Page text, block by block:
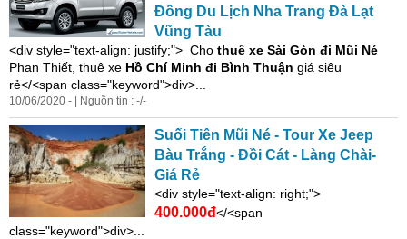
Đồng Du Lịch Nha Trang Đà Lạt
Vũng Tàu
<div style="text-align: justify;"> Cho thuê xe Sài Gòn đi Mũi Né
Phan Thiết, thuê xe Hồ Chí Minh đi Bình Thuận giá siêu
rẻ</<span class="keyword">div>...
10/06/2020 - | Nguồn tin : -/-
Suối Tiên Mũi Né - Tour Xe Jeep
Bàu Trắng - Đồi Cát - Làng Chài-
Giá Rẻ
<div style="text-align: right;">
400.000đ</<span
class="keyword">div>...